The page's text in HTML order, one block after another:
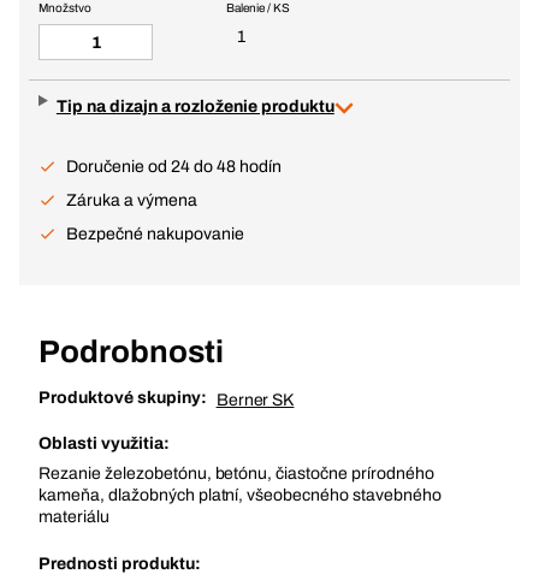
Balenie / KS
1
Množstvo
Tip na dizajn a rozloženie produktu
Doručenie od 24 do 48 hodín
Záruka a výmena
Bezpečné nakupovanie
Podrobnosti
Produktové skupiny: Berner SK
Oblasti využitia:
Rezanie železobetónu, betónu, čiastočne prírodného
kameňa, dlažobných platní, všeobecného stavebného
materiálu
Prednosti produktu: